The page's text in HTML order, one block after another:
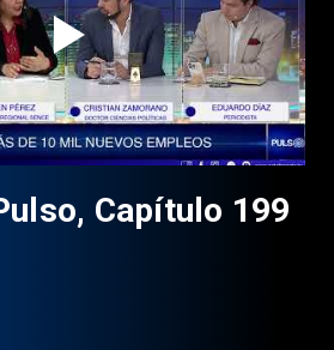
Capítulo 199